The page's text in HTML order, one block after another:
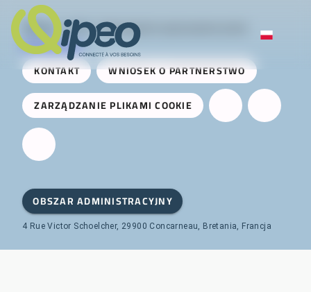
Qipeo © 2025 -Rozwiązanie opracowane przez
AireServices
KONTAKT
WNIOSEK O PARTNERSTWO
ZARZĄDZANIE PLIKAMI COOKIE
OBSZAR ADMINISTRACYJNY
4 Rue Victor Schoelcher, 29900 Concarneau, Bretania, Francja